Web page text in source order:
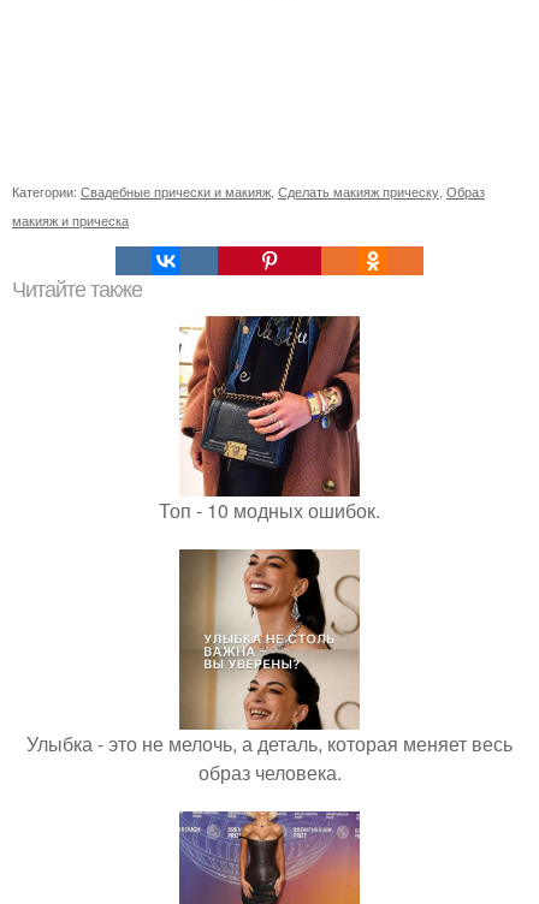
Категории: Свадебные прически и макияж Сделать макияж прическу Образ
макияж и прическа
Читайте также
Топ - 10 модных ошибок.
Улыбка - это не мелочь, а деталь, которая меняет весь
образ человека.